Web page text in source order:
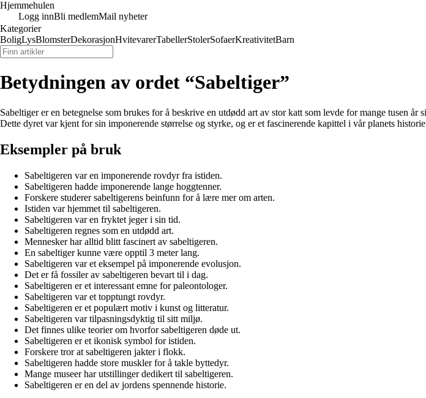
Hjemmehulen
Logg innBli medlemMail nyheter
Kategorier
BoligLysBlomsterDekorasjonHvitevarerTabellerStolerSofaerKreativitetBarn
Betydningen av ordet “Sabeltiger”
Sabeltiger er en betegnelse som brukes for å beskrive en utdødd art av stor katt som levde for mange tusen
Dette dyret var kjent for sin imponerende størrelse og styrke, og er et fascinerende kapittel i vår planets
Eksempler på bruk
Sabeltigeren var en imponerende rovdyr fra istiden.
Sabeltigeren hadde imponerende lange hoggtenner.
Forskere studerer sabeltigerens beinfunn for å lære mer om arten.
Istiden var hjemmet til sabeltigeren.
Sabeltigeren var en fryktet jeger i sin tid.
Sabeltigeren regnes som en utdødd art.
Mennesker har alltid blitt fascinert av sabeltigeren.
En sabeltiger kunne være opptil 3 meter lang.
Sabeltigeren var et eksempel på imponerende evolusjon.
Det er få fossiler av sabeltigeren bevart til i dag.
Sabeltigeren er et interessant emne for paleontologer.
Sabeltigeren var et topptungt rovdyr.
Sabeltigeren er et populært motiv i kunst og litteratur.
Sabeltigeren var tilpasningsdyktig til sitt miljø.
Det finnes ulike teorier om hvorfor sabeltigeren døde ut.
Sabeltigeren er et ikonisk symbol for istiden.
Forskere tror at sabeltigeren jakter i flokk.
Sabeltigeren hadde store muskler for å takle byttedyr.
Mange museer har utstillinger dedikert til sabeltigeren.
Sabeltigeren er en del av jordens spennende historie.